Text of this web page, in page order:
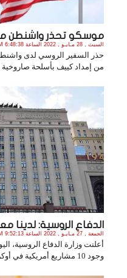
موسكو تحذر واشنطن
السبت , 28 مـايـو , 2022 الساعة 6:48:38 PM
حذر السفير الروسي لدى
من إمداد كييف بأسلحة صاروخية
الدفاع الروسية: لدينا
الجمعة , 27 مـايـو , 2022 الساعة 9:52:13 PM
أعلنت وزارة الدفاع الروسية،
وجود 10 مشاريع أمريكية في أوكرانيا . .